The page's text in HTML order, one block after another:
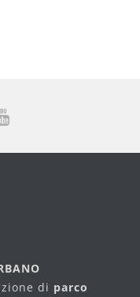
di parco